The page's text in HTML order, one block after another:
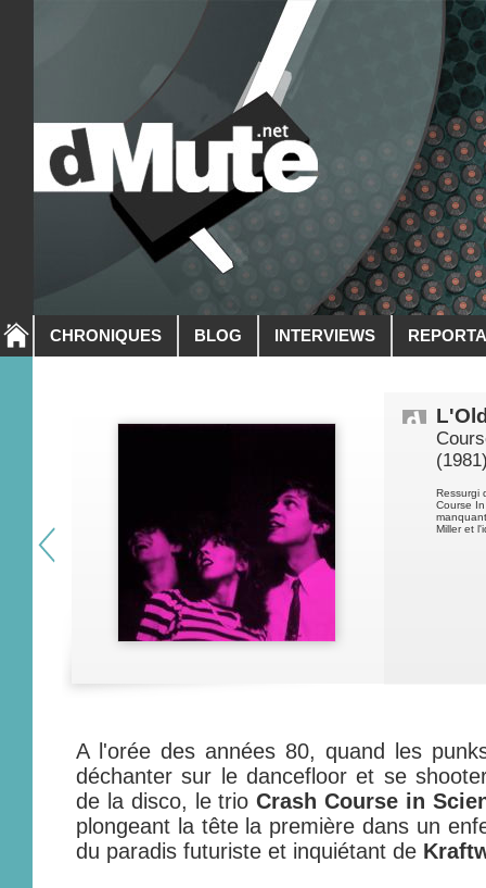
CHRONIQUES BLOG INTERVIEWS
Ressurgi
Course
Miller et
A l'orée des années 80, quand les
déchanter sur le dancefloor et se
de la disco, le trioCrash Course in
plongeant la tête la première dans un
du paradis futuriste et inquiétant de